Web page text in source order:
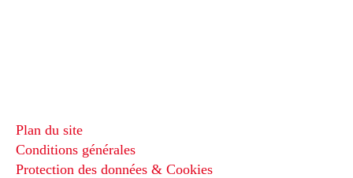
Plan du site
Conditions générales
Protection des données & Cookies